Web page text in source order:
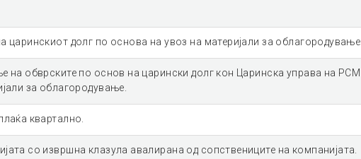
царинскиот долг по основа на увоз на материјали за облагородување.
на обврските по основ на царински долг кон Царинска управа на РСМ
за облагородување.
квартално.
со извршна клазула авалирана од сопствениците на компанијата.